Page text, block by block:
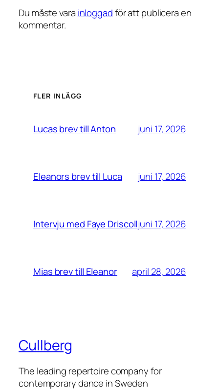
Du måste vara inloggadför att publicera en
kommentar.
FLER INLÄGG
Lucas brev till Anton juni 17, 2026
Eleanors brev till Luca juni 17, 2026
Intervju med Faye Driscolljuni 17, 2026
Mias brev till Eleanor april 28, 2026
Cullberg
The leading repertoire company for
contemporary dance in Sweden